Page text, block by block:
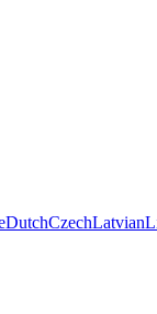
DutchCzechLatvian